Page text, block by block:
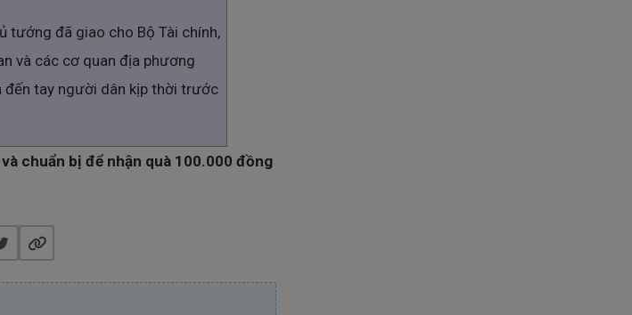
tướng đã giao cho Bộ Tài chính,
và các cơ quan địa phương
đến tay người dân kịp thời trước
chuẩn bị để nhận quà 100.000 đồng